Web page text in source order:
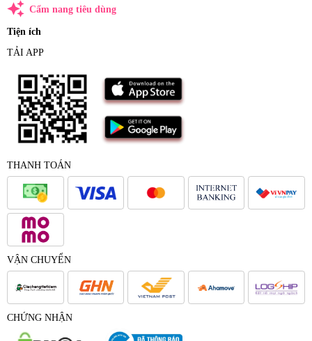
auto_awesome Cẩm nang tiêu dùng
Tiện ích
TẢI APP
THANH TOÁN
VẬN CHUYỂN
CHỨNG NHẬN